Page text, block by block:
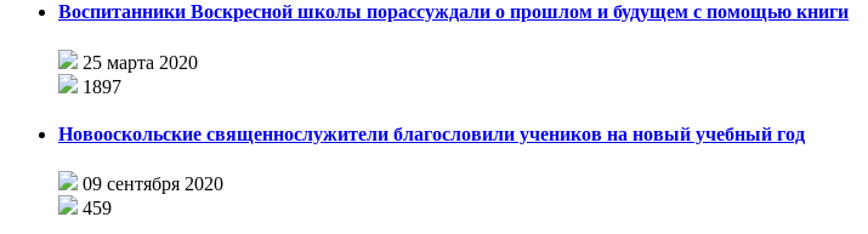
Воспитанники Воскресной школы порассуждали о прошлом и будущем с помощью книги
25 марта 2020
1897
Новооскольские священнослужители благословили учеников на новый учебный год
09 сентября 2020
459